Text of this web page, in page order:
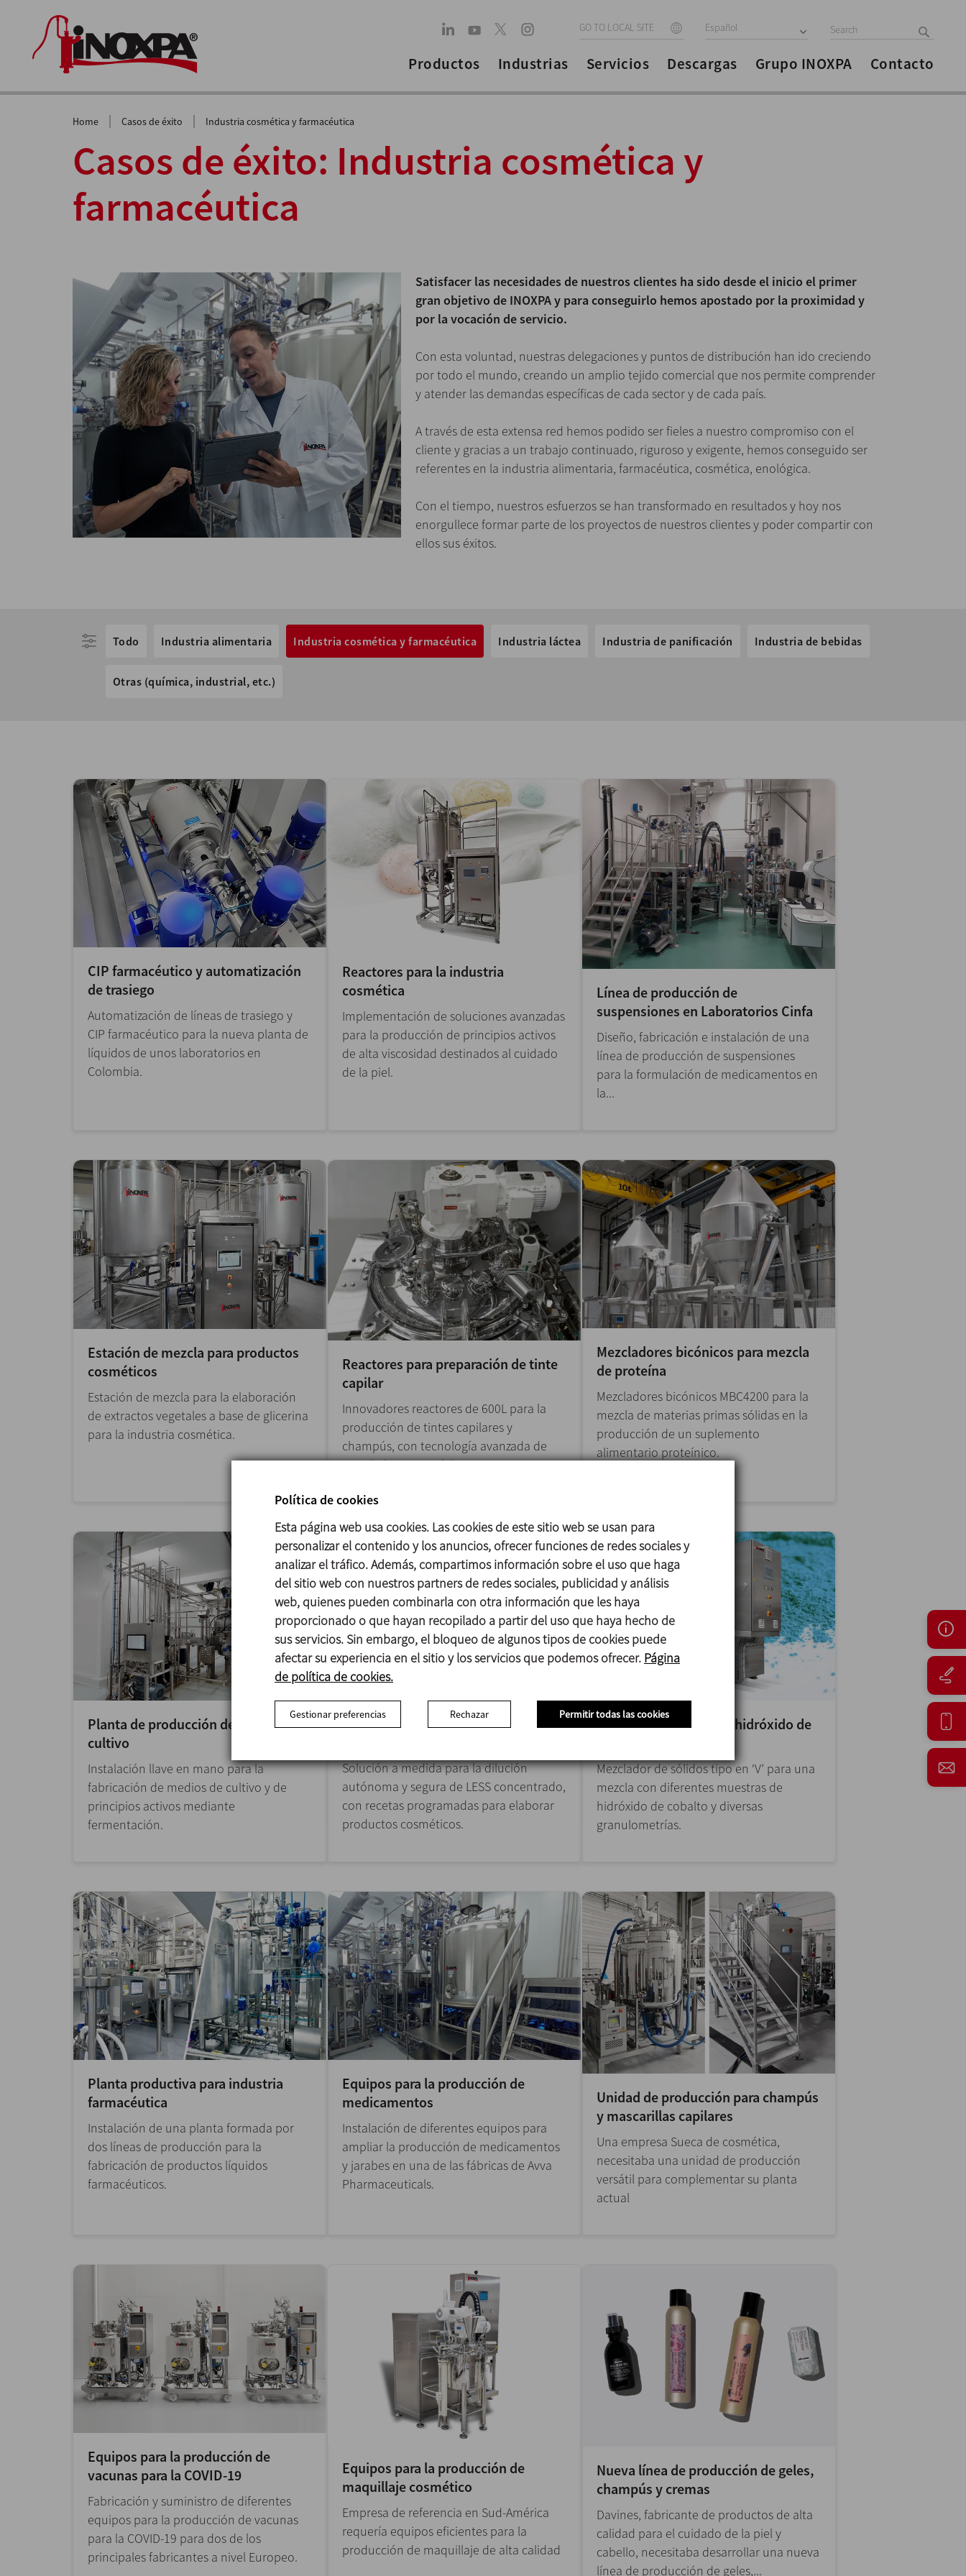
GO TO LOCAL SITE Español
Productos Industrias Servicios Descargas Grupo INOXPA Contacto
Home | Casos de éxito | Industria cosmética y farmacéutica
Casos de éxito: Industria cosmética y
farmacéutica
Satisfacer las necesidades de nuestros clientes ha sido desde el inicio el primer
gran objetivo de INOXPA y para conseguirlo hemos apostado por la proximidad y
por la vocación de servicio.
Con esta voluntad, nuestras delegaciones y puntos de distribución han ido creciendo
por todo el mundo, creando un amplio tejido comercial que nos permite comprender
y atender las demandas específicas de cada sector y de cada país.
A través de esta extensa red hemos podido ser fieles a nuestro compromiso con el
cliente y gracias a un trabajo continuado, riguroso y exigente, hemos conseguido ser
referentes en la industria alimentaria, farmacéutica, cosmética, enológica.
Con el tiempo, nuestros esfuerzos se han transformado en resultados y hoy nos
enorgullece formar parte de los proyectos de nuestros clientes y poder compartir con
ellos sus éxitos.
Todo Industria alimentaria Industria cosmética y farmacéutica Industria láctea Industria de panificación Industria de bebidas
Otras (química, industrial, etc.)
CIP farmacéutico y automatización
de trasiego
Automatización de líneas de trasiego y
CIP farmacéutico para la nueva planta de
líquidos de unos laboratorios en
Colombia.
Reactores para la industria
cosmética
Implementación de soluciones avanzadas
para la producción de principios activos
de alta viscosidad destinados al cuidado
de la piel.
Línea de producción de
suspensiones en Laboratorios Cinfa
Diseño, fabricación e instalación de una
línea de producción de suspensiones
para la formulación de medicamentos en
la...
Estación de mezcla para productos
cosméticos
Estación de mezcla para la elaboración
de extractos vegetales a base de glicerina
para la industria cosmética.
Reactores para preparación de tinte
capilar
Innovadores reactores de 600L para la
producción de tintes capilares y
champús, con tecnología avanzada de
mezclado y control de procesos.
Mezcladores bicónicos para mezcla
de proteína
Mezcladores bicónicos MBC4200 para la
mezcla de materias primas sólidas en la
producción de un suplemento
alimentario proteínico.
Planta de producción de medios de
cultivo
Instalación llave en mano para la
fabricación de medios de cultivo y de
principios activos mediante
fermentación.
Equipo automatizado para la
Solución a medida para la dilución
autónoma y segura de LESS concentrado,
con recetas programadas para elaborar
productos cosméticos.
Mezcla homogénea de hidróxido de
Mezclador de sólidos tipo en ‘V’ para una
mezcla con diferentes muestras de
hidróxido de cobalto y diversas
granulometrías.
Planta productiva para industria
farmacéutica
Instalación de una planta formada por
dos líneas de producción para la
fabricación de productos líquidos
farmacéuticos.
Equipos para la producción de
medicamentos
Instalación de diferentes equipos para
ampliar la producción de medicamentos
y jarabes en una de las fábricas de Avva
Pharmaceuticals.
Unidad de producción para champús
y mascarillas capilares
Una empresa Sueca de cosmética,
necesitaba una unidad de producción
versátil para complementar su planta
actual
Equipos para la producción de
vacunas para la COVID-19
Fabricación y suministro de diferentes
equipos para la producción de vacunas
para la COVID-19 para dos de los
principales fabricantes a nivel Europeo.
Equipos para la producción de
maquillaje cosmético
Empresa de referencia en Sud-América
requería equipos eficientes para la
producción de maquillaje de alta calidad
Nueva línea de producción de geles,
champús y cremas
Davines, fabricante de productos de alta
calidad para el cuidado de la piel y
cabello, necesitaba desarrollar una nueva
línea de producción de geles,...
Política de cookies
Esta página web usa cookies. Las cookies de este sitio web se usan para
personalizar el contenido y los anuncios, ofrecer funciones de redes sociales y
analizar el tráfico. Además, compartimos información sobre el uso que haga
del sitio web con nuestros partners de redes sociales, publicidad y análisis
web, quienes pueden combinarla con otra información que les haya
proporcionado o que hayan recopilado a partir del uso que haya hecho de
sus servicios. Sin embargo, el bloqueo de algunos tipos de cookies puede
afectar su experiencia en el sitio y los servicios que podemos ofrecer. Página
de política de cookies.
Gestionar preferencias Rechazar Permitir todas las cookies